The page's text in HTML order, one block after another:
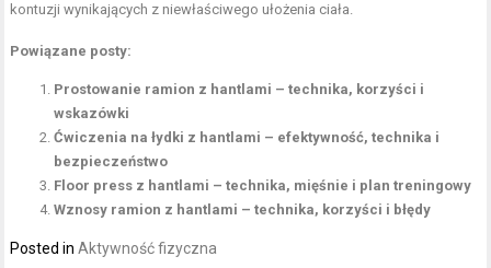
kontuzji wynikających z niewłaściwego ułożenia ciała.
Powiązane posty:
Prostowanie ramion z hantlami – technika, korzyści i
wskazówki
Ćwiczenia na łydki z hantlami – efektywność, technika i
bezpieczeństwo
Floor press z hantlami – technika, mięśnie i plan treningowy
Wznosy ramion z hantlami – technika, korzyści i błędy
Posted inAktywność fizyczna